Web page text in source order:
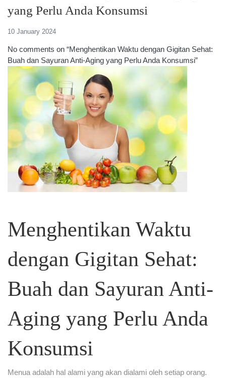
yang Perlu Anda Konsumsi
10 January 2024
No comments on “Menghentikan Waktu dengan Gigitan Sehat:
Buah dan Sayuran Anti-Aging yang Perlu Anda Konsumsi”
Menghentikan Waktu
dengan Gigitan Sehat:
Buah dan Sayuran Anti-
Aging yang Perlu Anda
Konsumsi
Menua adalah hal alami yang akan dialami oleh setiap orang.